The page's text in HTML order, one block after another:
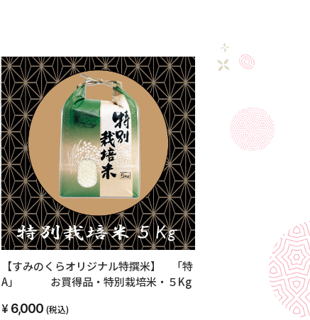
【すみのくらオリジナル特撰米】 「特
A」 お買得品・特別栽培米・５Kg
6,000 (税込)